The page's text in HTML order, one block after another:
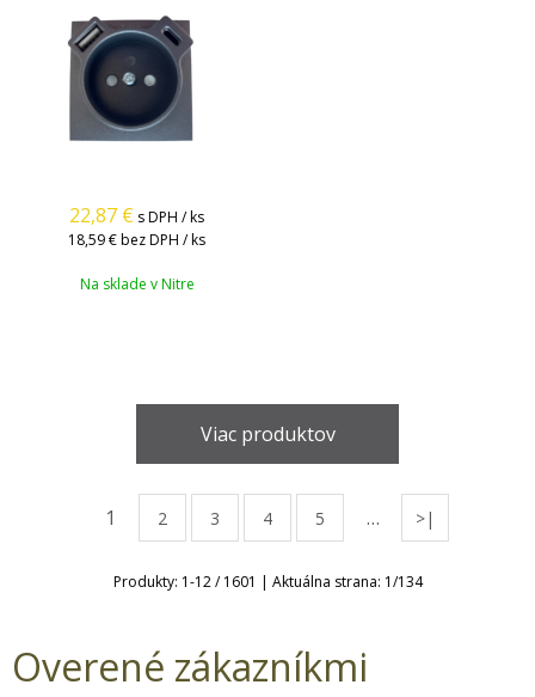
22,87 € s DPH / ks
18,59 €bez DPH / ks
Na sklade v Nitre
Viac produktov
1 2 3 4 5 … >|
Produkty: 1-12/1601 | Aktuálna strana: 1/134
Overené zákazníkmi